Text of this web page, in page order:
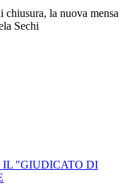
chiusura, la nuova mensa
Sechi
IL "GIUDICATO DI